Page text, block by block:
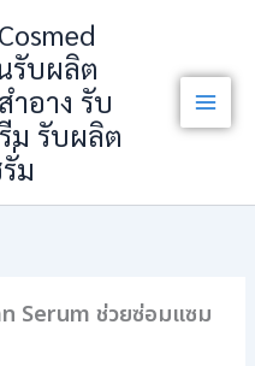
รับผลิต
ำอาง รับ
ม รับผลิต
ม
Serum ช่วยซ่อมแซม